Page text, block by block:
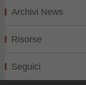
Archivi News
Risorse
Seguici